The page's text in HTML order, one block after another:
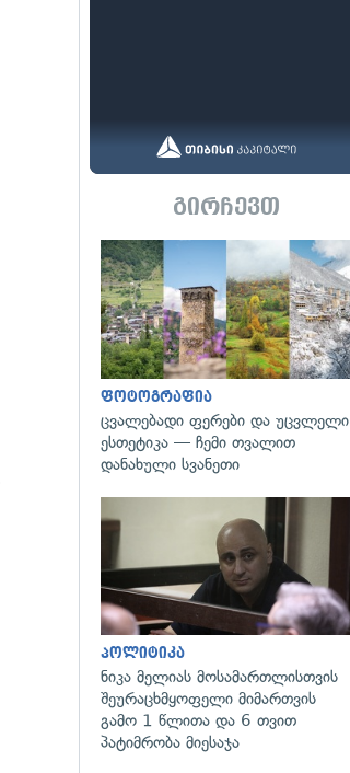
გირჩევთ
ფოტოგრაფია
ცვალებადი ფერები და უცვლელი
ესთეტიკა — ჩემი თვალით
დანახული სვანეთი
პოლიტიკა
ნიკა მელიას მოსამართლისთვის
შეურაცხმყოფელი მიმართვის
გამო 1 წლითა და 6 თვით
პატიმრობა მიესაჯა